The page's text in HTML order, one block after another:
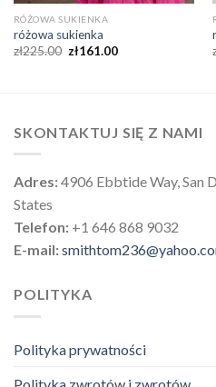
RÓŻOWA SUKIENKA
różowa sukienka
zł225.00 zł161.00
SKONTAKTUJ SIĘ Z NAMI
Adres:4906 Ebbtide Way, San
States
Telefon: +1 646 868 9032
E-mail:
POLITYKA
Polityka prywatności